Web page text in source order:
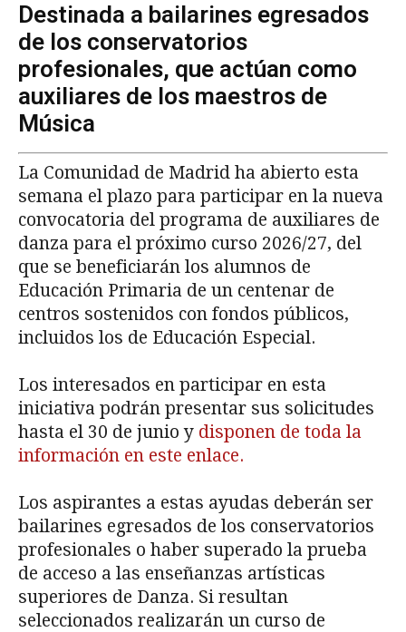
Destinada a bailarines egresados
de los conservatorios
profesionales, que actúan como
auxiliares de los maestros de
Música
La Comunidad de Madrid ha abierto esta
semana el plazo para participar en la nueva
convocatoria del programa de auxiliares de
danza para el próximo curso 2026/27, del
que se beneficiarán los alumnos de
Educación Primaria de un centenar de
centros sostenidos con fondos públicos,
incluidos los de Educación Especial.
Los interesados en participar en esta
iniciativa podrán presentar sus solicitudes
hasta el 30 de junio y disponen de toda la
información en este enlace.
Los aspirantes a estas ayudas deberán ser
bailarines egresados de los conservatorios
profesionales o haber superado la prueba
de acceso a las enseñanzas artísticas
superiores de Danza. Si resultan
seleccionados realizarán un curso de